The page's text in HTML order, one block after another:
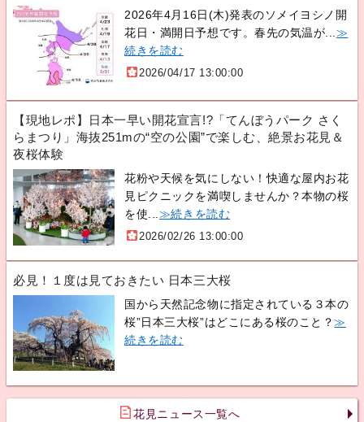
2026年4月16日(木)発表のソメイヨシノ開
花日・満開日予想です。春先の気温が... ≫
続きを読む
2026/04/17 13:00:00
【現地レポ】日本一早い開花宣言!?「てんぼうパーク さく
らまつり」海抜251mの“空の公園”で楽しむ、絶景お花見＆
夜桜体験
花粉や天候を気にしない！快適な屋内お花
見ピクニックを満喫しませんか？本物の桜
を使... ≫続きを読む
2026/02/26 13:00:00
必見！１度は見ておきたい 日本三大桜
国から天然記念物に指定されている３本の
桜”日本三大桜”はどこにある桜のこと？≫
続きを読む
花見ニュース一覧へ